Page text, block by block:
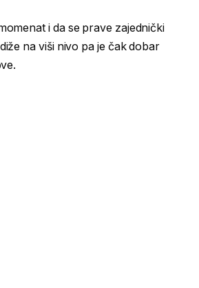
i da se prave zajednički
na viši nivo pa je čak dobar